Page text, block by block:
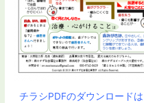
チラシPDFのダウンロードは